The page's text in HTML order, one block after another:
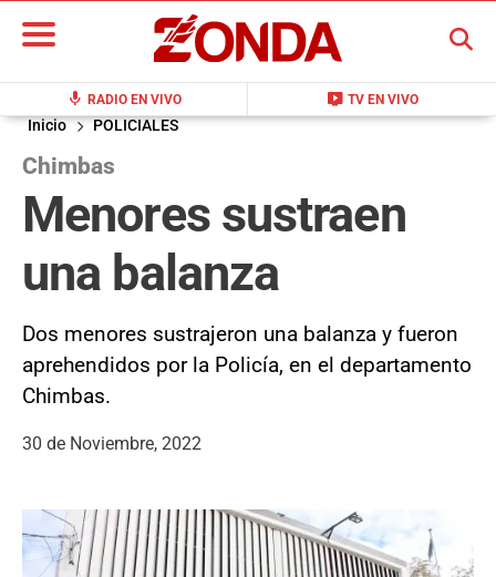
mic RADIO EN VIVO live_tv TV EN VIVO
BUSCAR
Inicio POLICIALES
Chimbas
Menores sustraen
una balanza
Dos menores sustrajeron una balanza y fueron
aprehendidos por la Policía, en el departamento
Chimbas.
30 de Noviembre, 2022